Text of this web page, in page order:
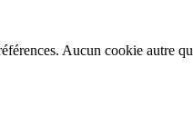
Aucun cookie autre